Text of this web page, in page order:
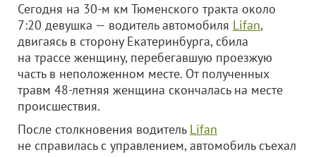
Сегодня на 30-м км Тюменского тракта около
7:20 девушка — водитель автомобиля Lifan,
двигаясь в сторону Екатеринбурга, сбила
на трассе женщину, перебегавшую проезжую
часть в неположенном месте. От полученных
травм 48-летняя женщина скончалась на месте
происшествия.
После столкновения водитель Lifan
не справилась с управлением, автомобиль съехал